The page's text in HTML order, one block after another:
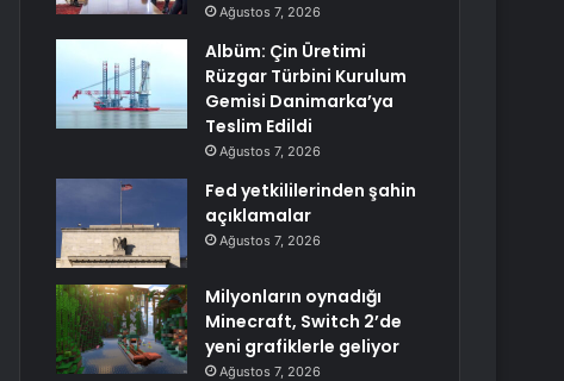
Ağustos 7, 2026
Albüm: Çin Üretimi
Rüzgar Türbini Kurulum
Gemisi Danimarka’ya
Teslim Edildi
Ağustos 7, 2026
Fed yetkililerinden şahin
açıklamalar
Ağustos 7, 2026
Milyonların oynadığı
Minecraft, Switch 2’de
yeni grafiklerle geliyor
Ağustos 7, 2026